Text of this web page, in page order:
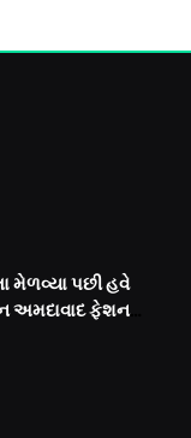
મેળવ્યા પછી હવે
અમદાવાદ ફેશન
પ્રદર્શિત કરશે